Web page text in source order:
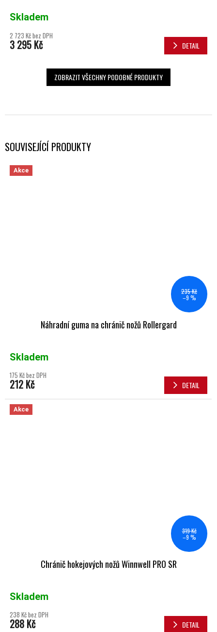
SOUVISEJÍCÍ PRODUKTY
Akce
235 Kč
–9 %
Náhradní guma na chránič nožů Rollergard
Skladem
175 Kč bez DPH
212 Kč DETAIL
Akce
319 Kč
–9 %
Chránič hokejových nožů Winnwell PRO SR
Skladem
238 Kč bez DPH
288 Kč DETAIL
Skladem
2 723 Kč bez DPH
3 295 Kč DETAIL
ZOBRAZIT VŠECHNY PODOBNÉ PRODUKTY